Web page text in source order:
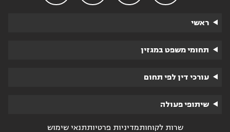
ראשי
תחומי משפט במגזין
עורכי דין לפי תחום
שיתופי פעולה
שרות לקוחותמדיניות פרטיותתנאי שימוש